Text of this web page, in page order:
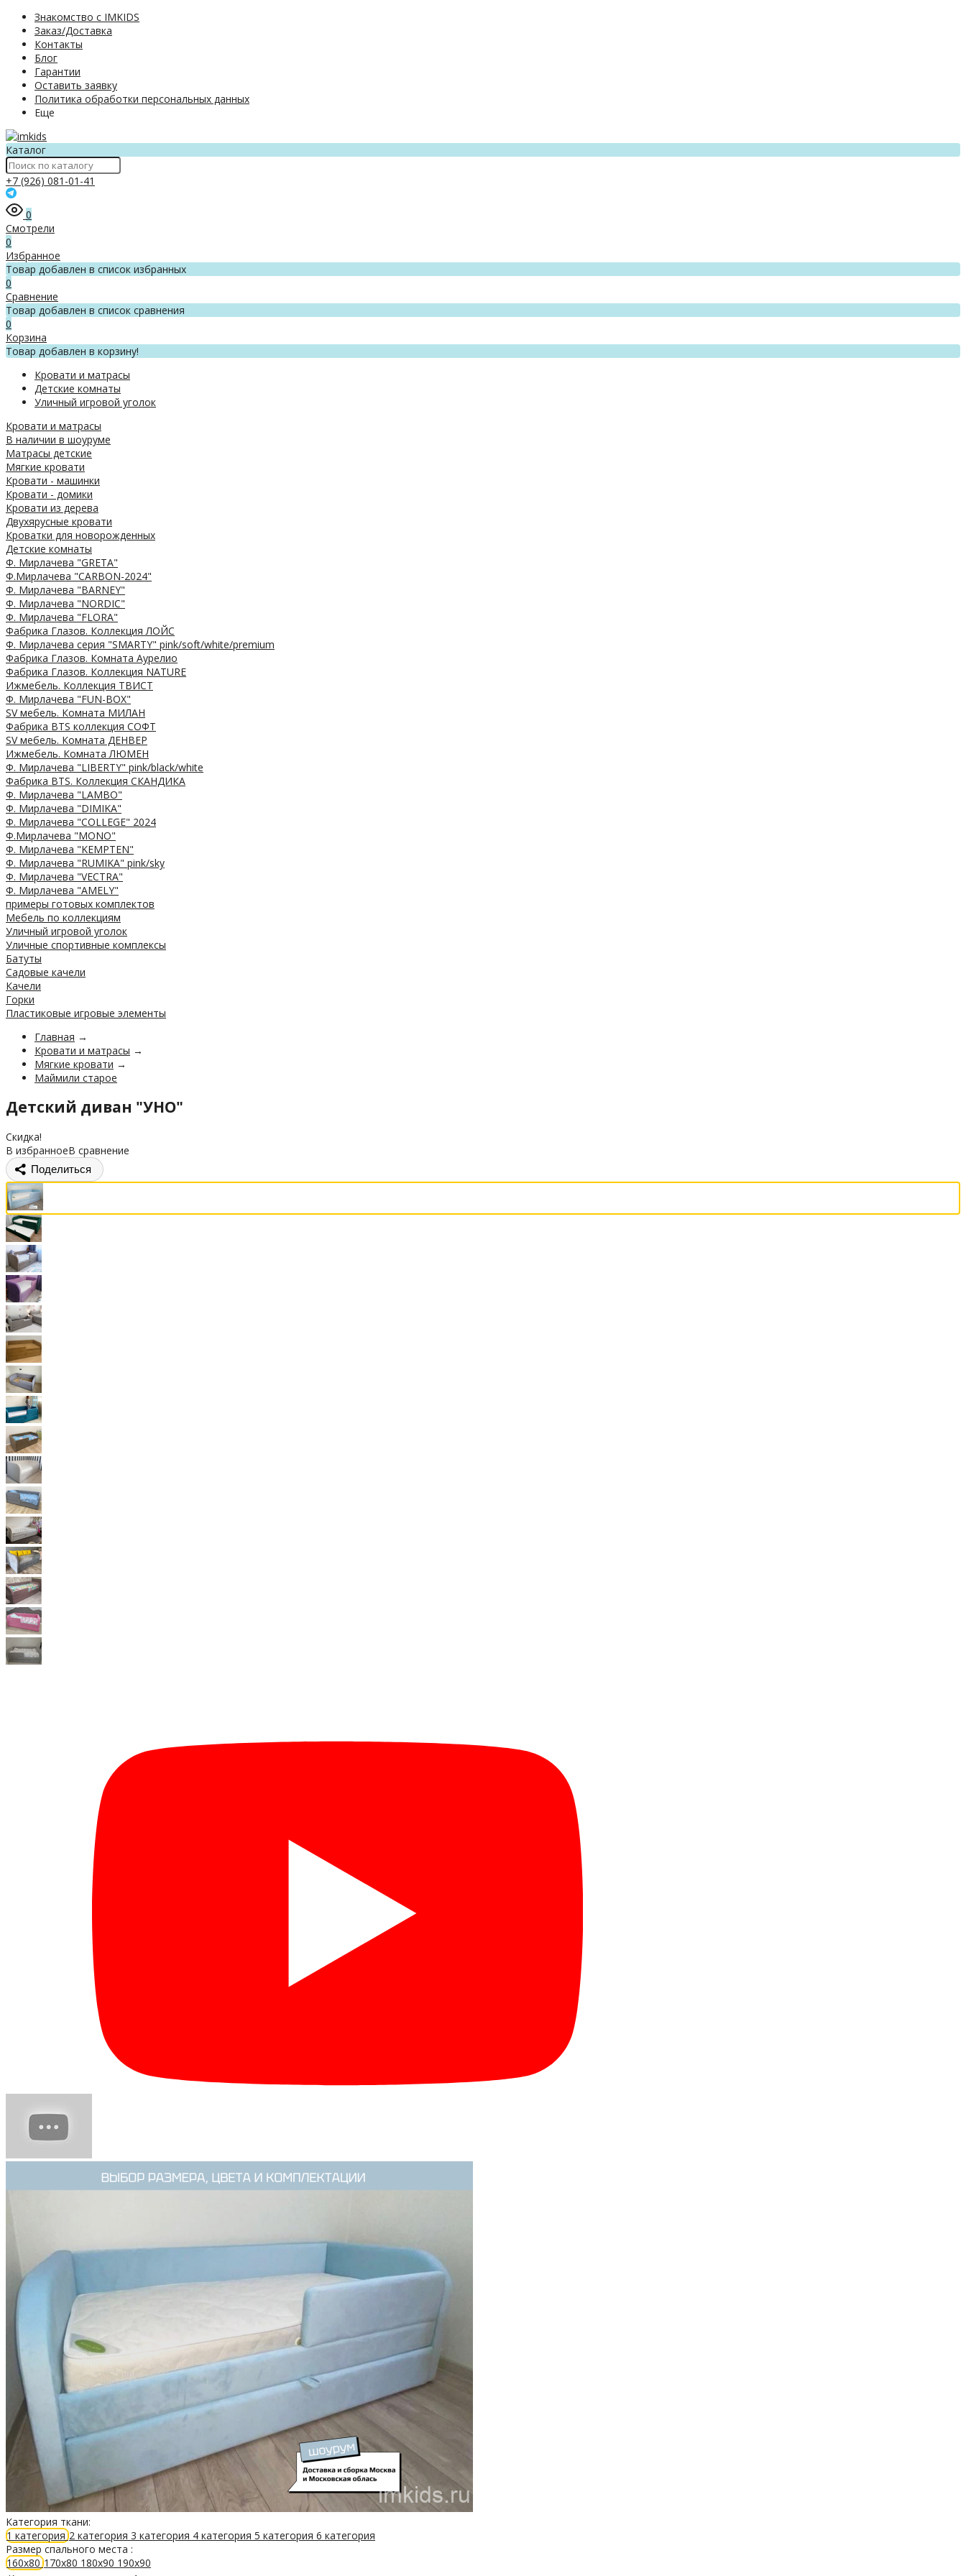
Знакомство с IMKIDS
Заказ/Доставка
Контакты
Блог
Гарантии
Оставить заявку
Политика обработки персональных данных
Еще
Каталог
+7 (926) 081-01-41
0
Смотрели
0
Избранное
Товар добавлен в список избранных
0
Сравнение
Товар добавлен в список сравнения
0
Корзина
Товар добавлен в корзину!
Кровати и матрасы
Детские комнаты
Уличный игровой уголок
Кровати и матрасы
В наличии в шоуруме
Матрасы детские
Мягкие кровати
Кровати - машинки
Кровати - домики
Кровати из дерева
Двухярусные кровати
Кроватки для новорожденных
Детские комнаты
Ф. Мирлачева "GRETA"
Ф.Мирлачева "CARBON-2024"
Ф. Мирлачева "BARNEY"
Ф. Мирлачева "NORDIC"
Ф. Мирлачева "FLORA"
Фабрика Глазов. Коллекция ЛОЙС
Ф. Мирлачева серия "SMARTY" pink/soft/white/premium
Фабрика Глазов. Комната Аурелио
Фабрика Глазов. Коллекция NATURE
Ижмебель. Коллекция ТВИСТ
Ф. Мирлачева "FUN-BOX"
SV мебель. Комната МИЛАН
Фабрика BTS коллекция СОФТ
SV мебель. Комната ДЕНВЕР
Ижмебель. Комната ЛЮМЕН
Ф. Мирлачева "LIBERTY" pink/black/white
Фабрика BTS. Коллекция СКАНДИКА
Ф. Мирлачева "LAMBO"
Ф. Мирлачева "DIMIKA"
Ф. Мирлачева "COLLEGE" 2024
Ф.Мирлачева "MONO"
Ф. Мирлачева "KEMPTEN"
Ф. Мирлачева "RUMIKA" pink/sky
Ф. Мирлачева "VECTRA"
Ф. Мирлачева "AMELY"
примеры готовых комплектов
Мебель по коллекциям
Уличный игровой уголок
Уличные спортивные комплексы
Батуты
Садовые качели
Качели
Горки
Пластиковые игровые элементы
Главная →
Кровати и матрасы →
Мягкие кровати →
Маймили старое
Детский диван "УНО"
Скидка!
В избранноеВ сравнение
Поделиться
Категория ткани:
1 категория2 категория 3 категория 4 категория 5 категория 6 категория
Размер спального места :
160х80170х80 180х90 190х90